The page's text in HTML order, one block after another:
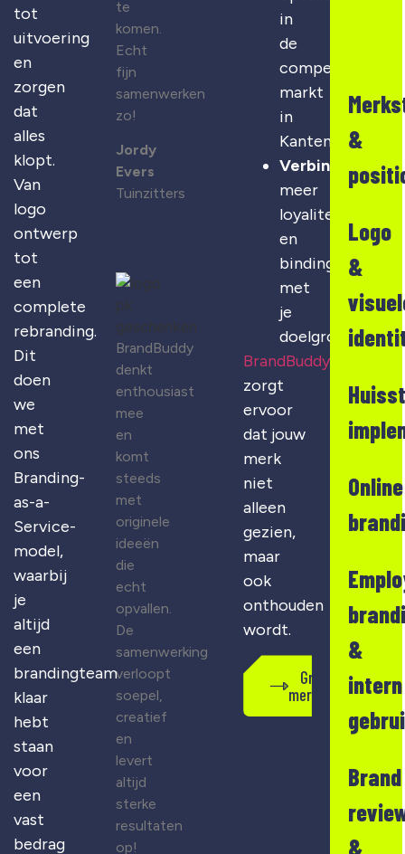
tot
uitvoering
en
zorgen
dat
alles
klopt.
Van
logo
ontwerp
tot
een
complete
rebranding.
Dit
doen
we
met
ons
Branding-
as-a-
Service-
model,
waarbij
je
altijd
een
brandingteam
klaar
hebt
staan
voor
een
vast
bedrag
te
komen.
Echt
fijn
samenwerken
zo!
Jordy
Evers
Tuinzitters
BrandBuddy
denkt
enthousiast
mee
en
komt
steeds
met
originele
ideeën
die
echt
opvallen.
De
samenwerking
verloopt
soepel,
creatief
en
levert
altijd
sterke
resultaten
op!
in
de
competitieve
markt
in
Kantens
Verbinding
meer
loyaliteit
en
binding
met
je
doelgroep
BrandBuddy
zorgt
ervoor
dat jouw
merk
niet
alleen
gezien,
maar
ook
onthouden
wordt.
Gratis
merkscan
&
Logo
&
Online
&
intern
Brand
&